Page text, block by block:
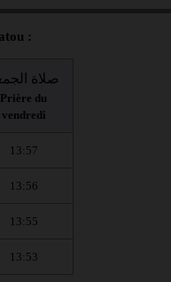
:
صلاة
Prière du
vendredi
13:57
13:56
13:55
13:53